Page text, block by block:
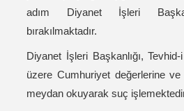
adım Diyanet İşleri
bırakılmaktadır.
Diyanet İşleri Başkanlığı,
üzere Cumhuriyet değerlerine ve
meydan okuyarak suç